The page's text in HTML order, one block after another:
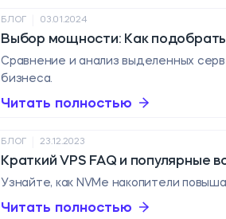
БЛОГ 23.12.2023
Краткий VPS FAQ и популярные
Узнайте, как NVMe накопители
Читать полностью
БЛОГ 03.01.2024
Выбор мощности: Как
Сравнение и анализ выделенных
бизнеса.
Читать полностью